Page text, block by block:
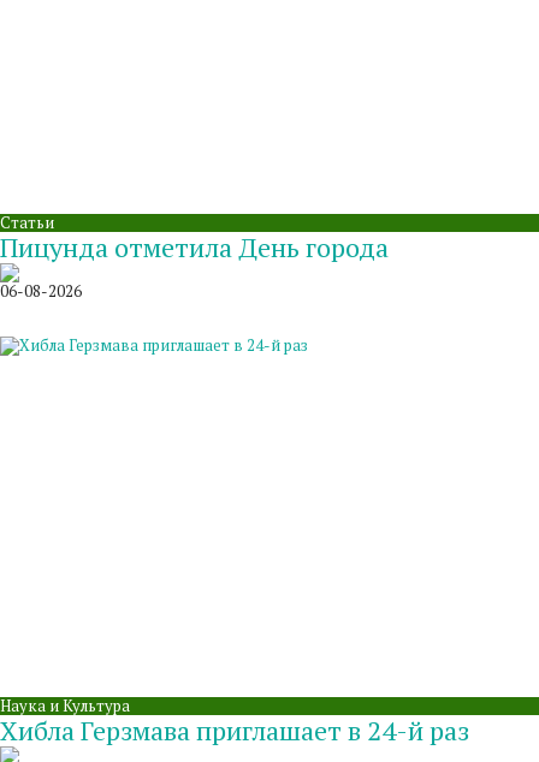
Статьи
Пицунда отметила День города
06-08-2026
Наука и Культура
Хибла Герзмава приглашает в 24-й раз